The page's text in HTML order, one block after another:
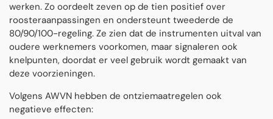
werken. Zo oordeelt zeven op de tien positief over
roosteraanpassingen en ondersteunt tweederde de
80/90/100-regeling. Ze zien dat de instrumenten uitval van
oudere werknemers voorkomen, maar signaleren ook
knelpunten, doordat er veel gebruik wordt gemaakt van
deze voorzieningen.
Volgens AWVN hebben de ontziemaatregelen ook
negatieve effecten: